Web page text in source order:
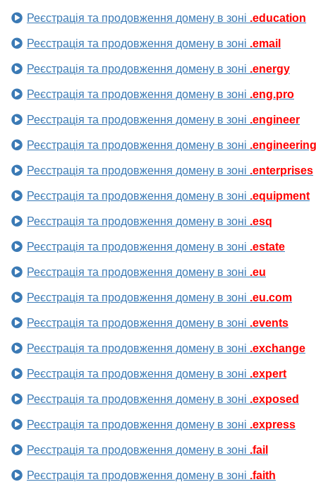
Реєстрація та продовження домену в зоні .education
Реєстрація та продовження домену в зоні .email
Реєстрація та продовження домену в зоні .energy
Реєстрація та продовження домену в зоні .eng.pro
Реєстрація та продовження домену в зоні .engineer
Реєстрація та продовження домену в зоні .engineering
Реєстрація та продовження домену в зоні .enterprises
Реєстрація та продовження домену в зоні .equipment
Реєстрація та продовження домену в зоні .esq
Реєстрація та продовження домену в зоні .estate
Реєстрація та продовження домену в зоні .eu
Реєстрація та продовження домену в зоні .eu.com
Реєстрація та продовження домену в зоні .events
Реєстрація та продовження домену в зоні .exchange
Реєстрація та продовження домену в зоні .expert
Реєстрація та продовження домену в зоні .exposed
Реєстрація та продовження домену в зоні .express
Реєстрація та продовження домену в зоні .fail
Реєстрація та продовження домену в зоні .faith